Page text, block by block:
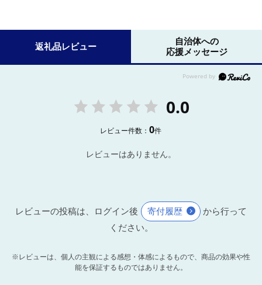
返礼品レビュー
自治体への
応援メッセージ
0.0
レビュー件数：0件
レビューはありません。
レビューの投稿は、ログイン後 寄付履歴
から行って
ください。
※レビューは、個人の主観による感想・体感によるもので、商品の効果や性
能を保証するものではありません。